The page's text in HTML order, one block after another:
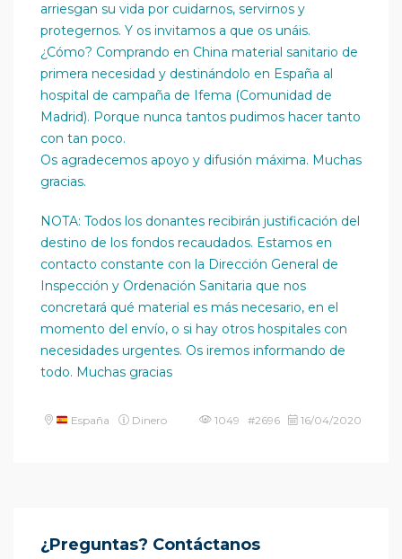
arriesgan su vida por cuidarnos, servirnos y
protegernos. Y os invitamos a que os unáis.
¿Cómo? Comprando en China material sanitario de
primera necesidad y destinándolo en España al
hospital de campaña de Ifema (Comunidad de
Madrid). Porque nunca tantos pudimos hacer tanto
con tan poco.
Os agradecemos apoyo y difusión máxima. Muchas
gracias.
NOTA: Todos los donantes recibirán justificación del
destino de los fondos recaudados. Estamos en
contacto constante con la Dirección General de
Inspección y Ordenación Sanitaria que nos
concretará qué material es más necesario, en el
momento del envío, o si hay otros hospitales con
necesidades urgentes. Os iremos informando de
todo. Muchas gracias
España Dinero 1049 #2696 16/04/2020
¿Preguntas? Contáctanos